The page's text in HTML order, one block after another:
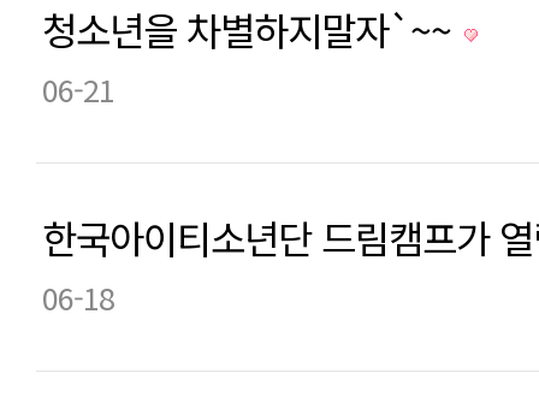
청소년을 차별하지말자`~~
06-21
한국아이티소년단 드림캠프가
06-18